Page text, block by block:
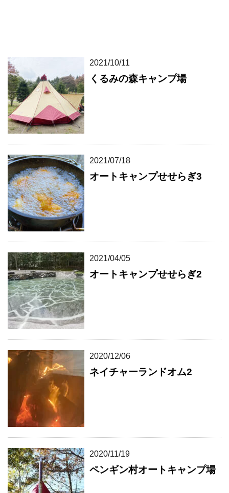
2021/10/11
くるみの森キャンプ場
2021/07/18
オートキャンプせせらぎ3
2021/04/05
オートキャンプせせらぎ2
2020/12/06
ネイチャーランドオム2
2020/11/19
ペンギン村オートキャンプ場